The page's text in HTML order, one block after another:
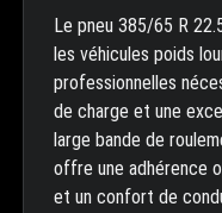
Le pneu 385/65 R
les véhicules poids
professionnelles
de charge et une
large bande de
offre une adhérence
et un confort de